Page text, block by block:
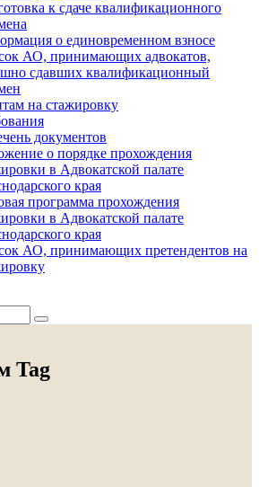
к сдаче квалификационного
о единовременном взносе
АО, принимающих адвокатов,
сдавших квалификационный
на стажировку
документов
о порядке прохождения
в Адвокатской палате
края
программа прохождения
в Адвокатской палате
края
АО, принимающих претендентов на
Tag